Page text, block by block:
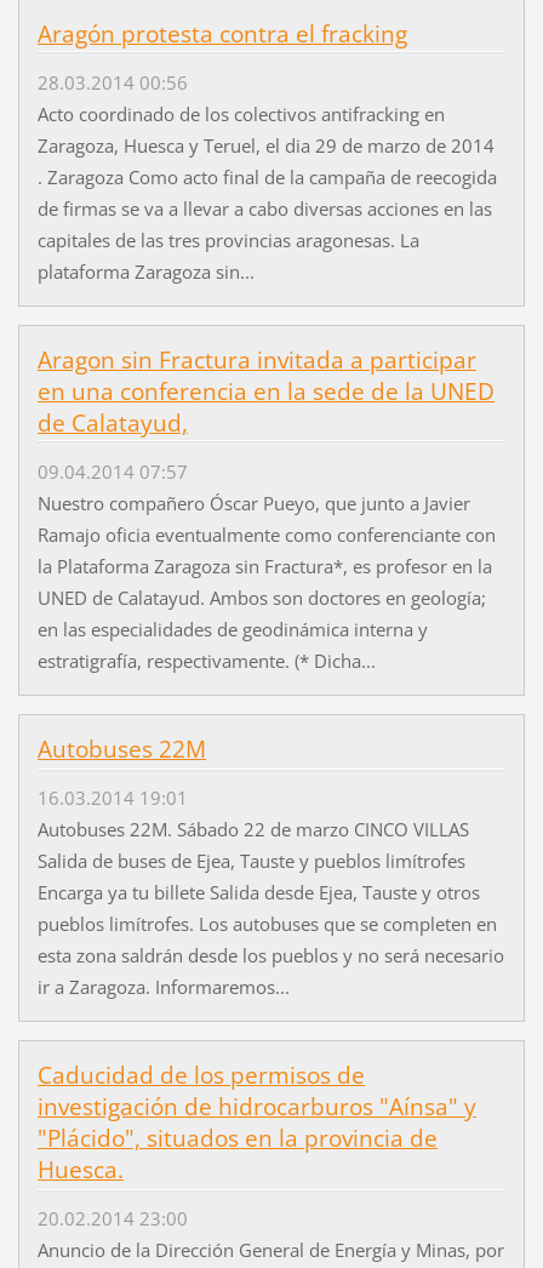
Aragón protesta contra el fracking
28.03.2014 00:56
Acto coordinado de los colectivos antifracking en
Zaragoza, Huesca y Teruel, el dia 29 de marzo de 2014
. Zaragoza Como acto final de la campaña de reecogida
de firmas se va a llevar a cabo diversas acciones en las
capitales de las tres provincias aragonesas. La
plataforma Zaragoza sin...
Aragon sin Fractura invitada a participar
en una conferencia en la sede de la UNED
de Calatayud,
09.04.2014 07:57
Nuestro compañero Óscar Pueyo, que junto a Javier
Ramajo oficia eventualmente como conferenciante con
la Plataforma Zaragoza sin Fractura*, es profesor en la
UNED de Calatayud. Ambos son doctores en geología;
en las especialidades de geodinámica interna y
estratigrafía, respectivamente. (* Dicha...
Autobuses 22M
16.03.2014 19:01
Autobuses 22M. Sábado 22 de marzo CINCO VILLAS
Salida de buses de Ejea, Tauste y pueblos limítrofes
Encarga ya tu billete Salida desde Ejea, Tauste y otros
pueblos limítrofes. Los autobuses que se completen en
esta zona saldrán desde los pueblos y no será necesario
ir a Zaragoza. Informaremos...
Caducidad de los permisos de
investigación de hidrocarburos "Aínsa" y
"Plácido", situados en la provincia de
Huesca.
20.02.2014 23:00
Anuncio de la Dirección General de Energía y Minas, por